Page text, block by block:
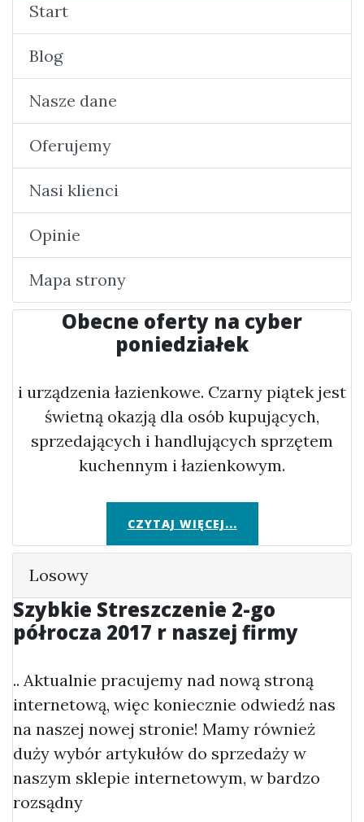
Start
Blog
Nasze dane
Oferujemy
Nasi klienci
Opinie
Mapa strony
Obecne oferty na cyber
poniedziałek
i urządzenia łazienkowe. Czarny piątek jest
świetną okazją dla osób kupujących,
sprzedających i handlujących sprzętem
kuchennym i łazienkowym.
CZYTAJ WIĘCEJ...
Losowy
Szybkie Streszczenie 2-go
półrocza 2017 r naszej firmy
.. Aktualnie pracujemy nad nową stroną
internetową, więc koniecznie odwiedź nas
na naszej nowej stronie! Mamy również
duży wybór artykułów do sprzedaży w
naszym sklepie internetowym, w bardzo
rozsądny